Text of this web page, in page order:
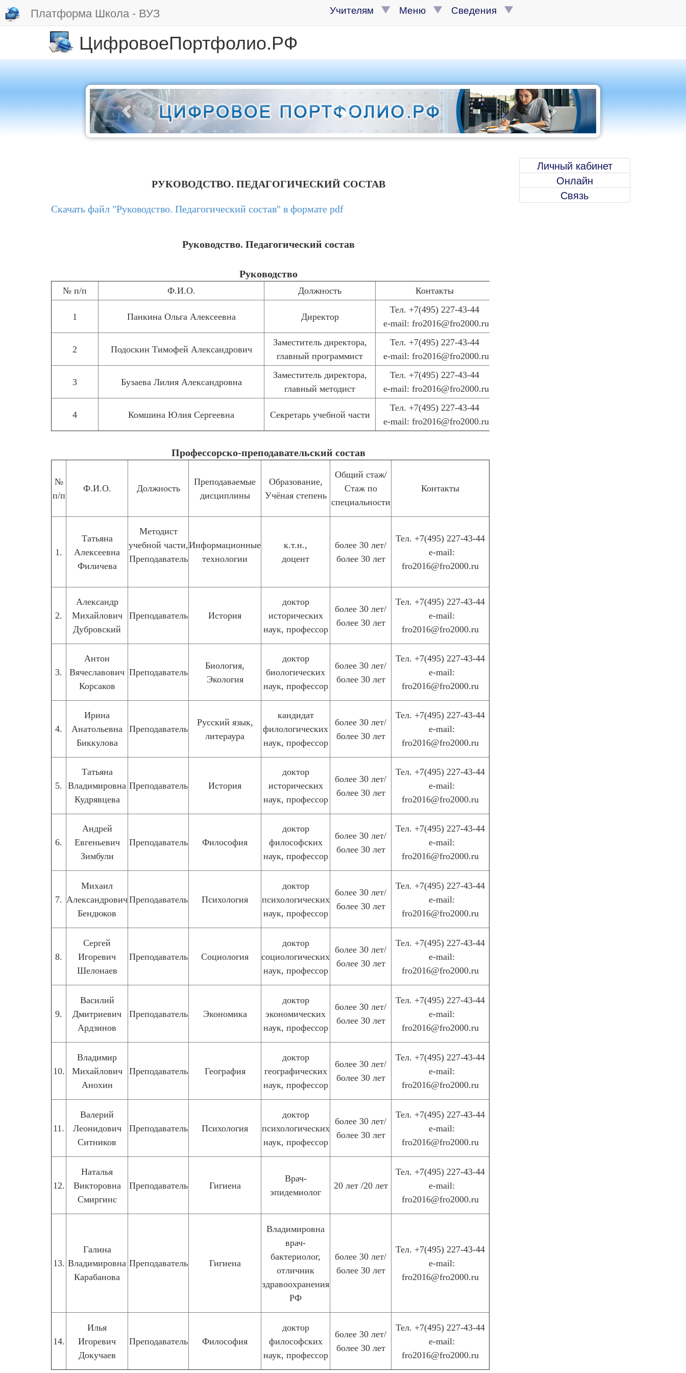
Платформа Школа - ВУЗ Учителям Меню Сведения
ЦифровоеПортфолио.РФ
РУКОВОДСТВО. ПЕДАГОГИЧЕСКИЙ СОСТАВ
Скачать файл "Руководство. Педагогический состав" в формате pdf
Руководство. Педагогический состав
Руководство
№ п/п Ф.И.О. Должность Контакты
1 Панкина Ольга Алексеевна Директор
Тел. +7(495) 227-43-44
e-mail: fro2016@fro2000.ru
2 Подоскин Тимофей Александрович
Заместитель директора,
главный программист
Тел. +7(495) 227-43-44
e-mail: fro2016@fro2000.ru
3 Бузаева Лилия Александровна
Заместитель директора,
главный методист
Тел. +7(495) 227-43-44
e-mail: fro2016@fro2000.ru
4 Комшина Юлия Сергеевна Секретарь учебной части
Тел. +7(495) 227-43-44
e-mail: fro2016@fro2000.ru
Профессорско-преподавательский состав
№
п/п
Ф.И.О. Должность
Преподаваемые
дисциплины
Образование,
Учёная степень
Общий стаж/
Стаж по
специальности
Контакты
1.
Татьяна
Алексеевна
Филичева
Методист
учебной части,
Преподаватель
Информационные
технологии
к.т.н.,
доцент
более 30 лет/
более 30 лет
Тел. +7(495) 227-43-44
e-mail:
fro2016@fro2000.ru
2.
Александр
Михайлович
Дубровский
Преподаватель История
доктор
исторических
наук, профессор
более 30 лет/
более 30 лет
Тел. +7(495) 227-43-44
e-mail:
fro2016@fro2000.ru
3.
Антон
Вячеславович
Корсаков
Преподаватель
Биология,
Экология
доктор
биологических
наук, профессор
более 30 лет/
более 30 лет
Тел. +7(495) 227-43-44
e-mail:
fro2016@fro2000.ru
4.
Ирина
Анатольевна
Биккулова
Преподаватель
Русский язык,
литераура
кандидат
филологических
наук, профессор
более 30 лет/
более 30 лет
Тел. +7(495) 227-43-44
e-mail:
fro2016@fro2000.ru
5.
Татьяна
Владимировна
Кудрявцева
Преподаватель История
доктор
исторических
наук, профессор
более 30 лет/
более 30 лет
Тел. +7(495) 227-43-44
e-mail:
fro2016@fro2000.ru
6.
Андрей
Евгеньевич
Зимбули
Преподаватель Философия
доктор
философских
наук, профессор
более 30 лет/
более 30 лет
Тел. +7(495) 227-43-44
e-mail:
fro2016@fro2000.ru
7.
Михаил
Александрович
Бендюков
Преподаватель Психология
доктор
психологических
наук, профессор
более 30 лет/
более 30 лет
Тел. +7(495) 227-43-44
e-mail:
fro2016@fro2000.ru
8.
Сергей
Игоревич
Шелонаев
Преподаватель Социология
доктор
социологических
наук, профессор
более 30 лет/
более 30 лет
Тел. +7(495) 227-43-44
e-mail:
fro2016@fro2000.ru
9.
Василий
Дмитриевич
Ардзинов
Преподаватель Экономика
доктор
экономических
наук, профессор
более 30 лет/
более 30 лет
Тел. +7(495) 227-43-44
e-mail:
fro2016@fro2000.ru
10.
Владимир
Михайлович
Анохин
Преподаватель География
доктор
географических
наук, профессор
более 30 лет/
более 30 лет
Тел. +7(495) 227-43-44
e-mail:
fro2016@fro2000.ru
11.
Валерий
Леонидович
Ситников
Преподаватель Психология
доктор
психологических
наук, профессор
более 30 лет/
более 30 лет
Тел. +7(495) 227-43-44
e-mail:
fro2016@fro2000.ru
12.
Наталья
Викторовна
Смиргинс
Преподаватель Гигиена
Врач-
эпидемиолог
20 лет /20 лет
Тел. +7(495) 227-43-44
e-mail:
fro2016@fro2000.ru
13.
Галина
Владимировна
Карабанова
Преподаватель Гигиена
Владимировна
врач-
бактериолог,
отличник
здравоохранения
РФ
более 30 лет/
более 30 лет
Тел. +7(495) 227-43-44
e-mail:
fro2016@fro2000.ru
14.
Илья
Игоревич
Докучаев
Преподаватель Философия
доктор
философских
наук, профессор
более 30 лет/
более 30 лет
Тел. +7(495) 227-43-44
e-mail:
fro2016@fro2000.ru
Личный кабинет
Онлайн
Связь